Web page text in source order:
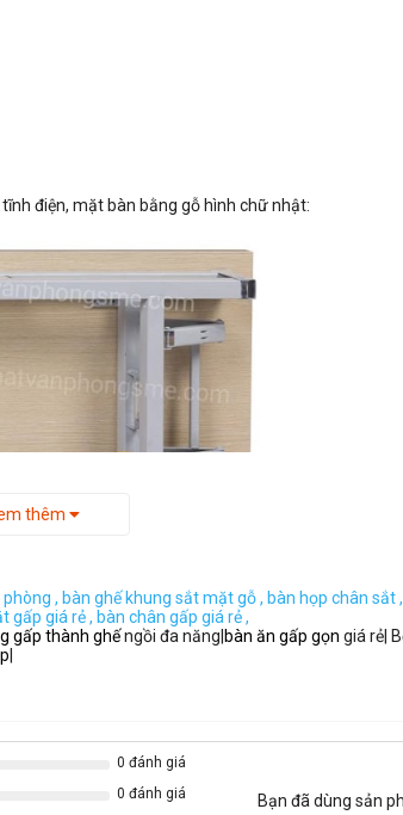
điện, mặt bàn bằng gỗ hình chữ nhật:
đen , chân bàn cơ cấu gấp gọn.
thêm
, bàn ghế khung sắt mặt gỗ , bàn họp chân sắt ,
gấp giá rẻ , bàn chân gấp giá rẻ ,
gấp thành ghếngồi đa năng| bàn ăn gấp gọn giá rẻ|
0 đánh giá
0 đánh giá Bạn đã dùng sản